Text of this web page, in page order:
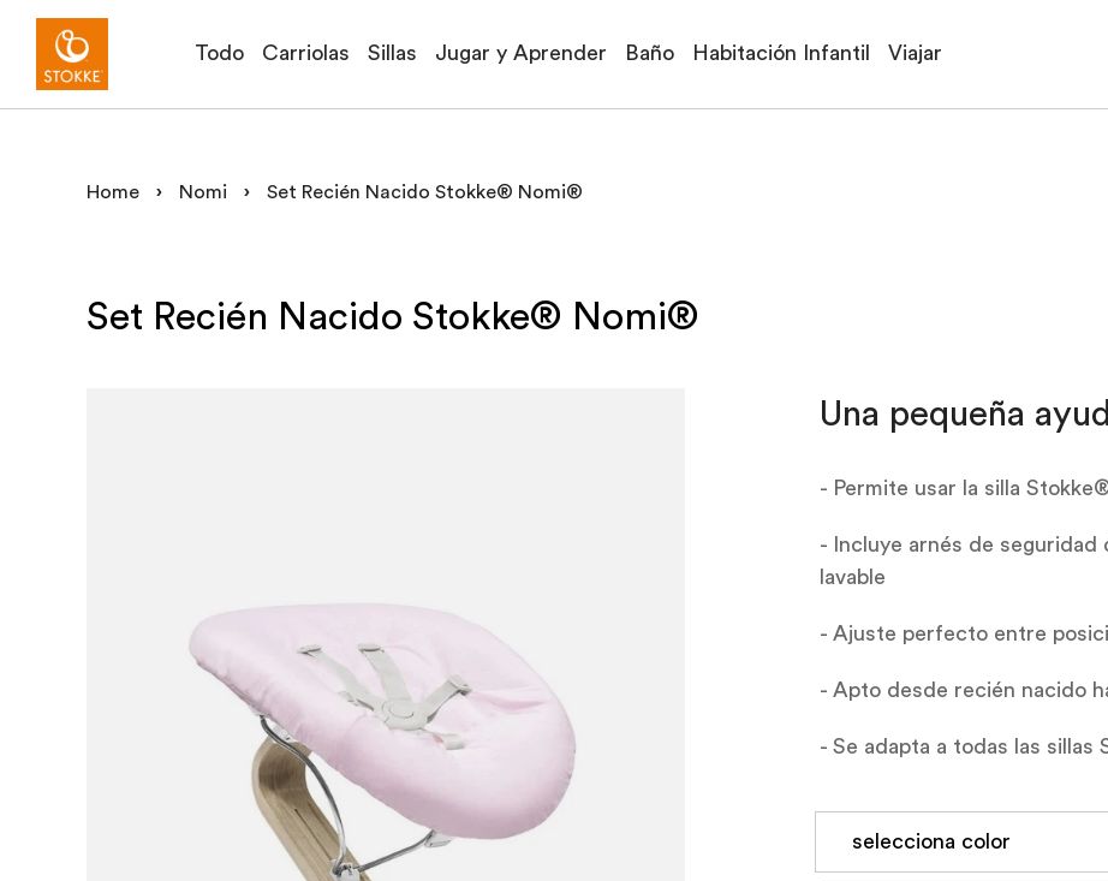
Todo Carriolas Sillas Jugar y Aprender Baño Habitación Infantil Viajar
Home › Nomi › Set Recién Nacido Stokke® Nomi®
Set Recién Nacido Stokke® Nomi®
Una pequeña
- Permite usar la silla
- Incluye arnés de
lavable
- Ajuste perfecto entre
- Apto desde recién nacido
- Se adapta a todas las